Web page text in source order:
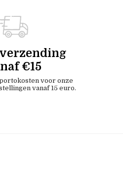
€15
voor onze
vanaf 15 euro.